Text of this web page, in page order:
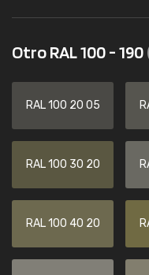
Otro RAL 100 - 190
RAL 100 20 05
RAL 100 30 20
RAL 100 40 20